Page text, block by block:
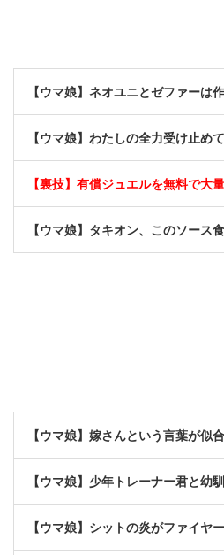
【ウマ娘】ネオユニとゼファー
【ウマ娘】わたしの全力受け止
【裏技】有償ジュエルを無料で
【ウマ娘】タキオン、このソース
【ウマ娘】嫁さんという言葉が似
【ウマ娘】少年トレーナー君と幼
【ウマ娘】シットの炎がファイヤ